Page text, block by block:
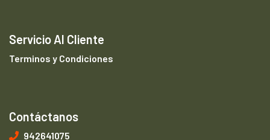
Servicio Al Cliente
Terminos y Condiciones
Contáctanos
942641075